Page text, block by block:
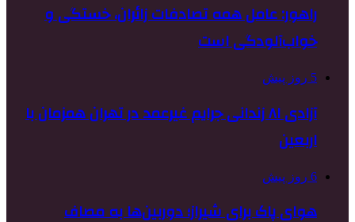
راهور: عامل همه تصادفات زائران، خستگی و
خواب‌آلودگی است
5 روز پیش
آزادی ۸۱ زندانی جرایم غیرعمد در تهران همزمان با
اربعین
6 روز پیش
هوای پاک برای شیراز؛ دوربین‌ها به مصاف